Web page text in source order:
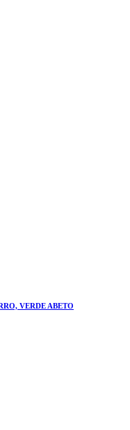
VERDE ABETO